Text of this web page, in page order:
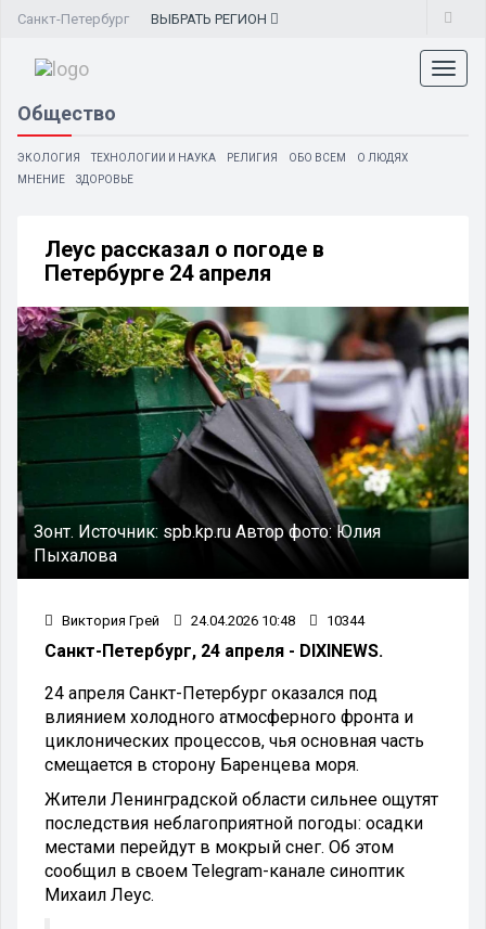
Санкт-Петербург ВЫБРАТЬ РЕГИОН
Общество
ЭКОЛОГИЯ ТЕХНОЛОГИИ И НАУКА РЕЛИГИЯ ОБО ВСЕМ
О ЛЮДЯХ
МНЕНИЕ
ЗДОРОВЬЕ
Леус рассказал о погоде в
Петербурге 24 апреля
Зонт. Источник: spb.kp.ru Автор фото:Юлия
Пыхалова
Виктория Грей 24.04.2026 10:48 10344
Санкт-Петербург, 24 апреля - DIXINEWS.
24 апреля Санкт-Петербург оказался под
влиянием холодного атмосферного фронта и
циклонических процессов, чья основная часть
смещается в сторону Баренцева моря.
Жители Ленинградской области сильнее ощутят
последствия неблагоприятной погоды: осадки
местами перейдут в мокрый снег. Об этом
сообщил в своем Telegram-канале синоптик
Михаил Леус.